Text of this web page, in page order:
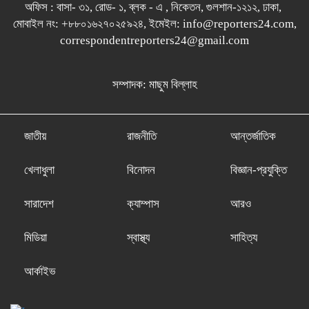
অফিস : বাসা- ৩১, রোড- ১, ব্লক - এ , নিকেতন, গুলশান-১২১২, ঢাকা,
মোবাইল নং: +৮৮০১৬২৭০২৫৯২৪, ইমেইল: info@reporters24.com,
correspondentreporters24@gmail.com
সম্পাদক: মাছুম বিল্লাহ
জাতীয় রাজনীতি আন্তর্জাতিক
খেলাধুলা বিনোদন বিজ্ঞান-প্রযুক্তি
সারাদেশ ক্যাম্পাস আরও
মিডিয়া স্বাস্থ্য সাহিত্য
আর্কাইভ